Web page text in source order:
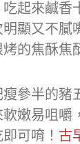
起來鹹香
顯又不膩
烤的焦酥焦
瘦參半的豬
嫩易咀嚼
可唷！ 古